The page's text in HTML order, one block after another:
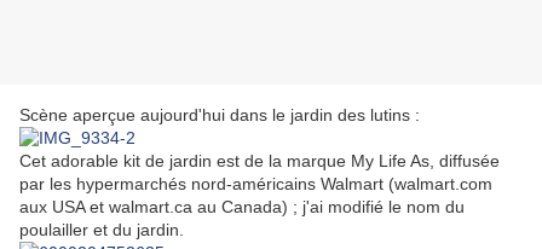
Scène aperçue aujourd'hui dans le jardin des lutins :
Cet adorable kit de jardin est de la marque My Life As, diffusée
par les hypermarchés nord-américains Walmart (walmart.com
aux USA et walmart.ca au Canada) ; j'ai modifié le nom du
poulailler et du jardin.